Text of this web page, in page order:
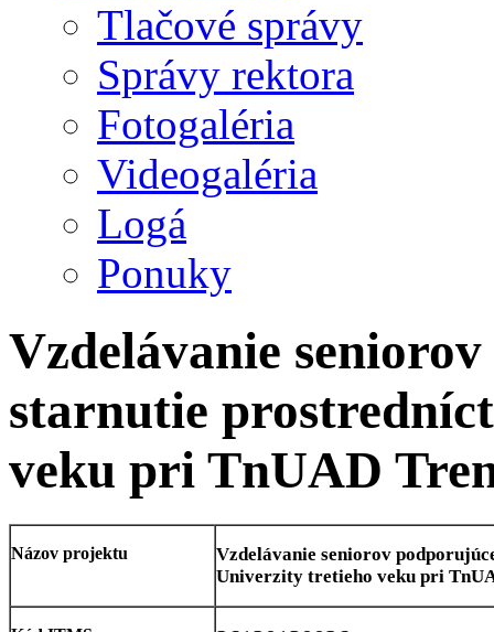
Tlačové správy
Správy rektora
Fotogaléria
Videogaléria
Logá
Ponuky
Vzdelávanie
starnutie
veku pri TnUAD
Názov projektu
Vzdelávanie seniorov
Univerzity tretieho veku pri